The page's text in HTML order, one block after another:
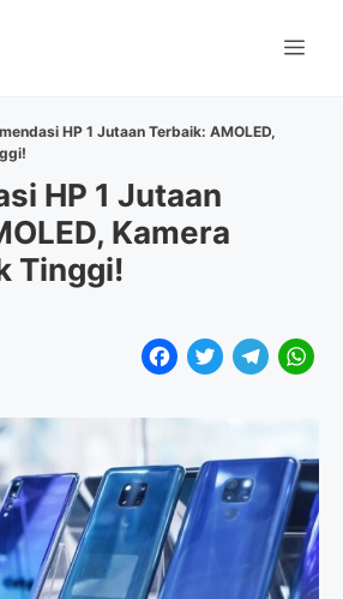
HP 1 Jutaan Terbaik: AMOLED,
HP 1 Jutaan
Kamera
Tinggi!
F
e
o
o
T
t
t
e
T
e
g
W
t
s
A
p